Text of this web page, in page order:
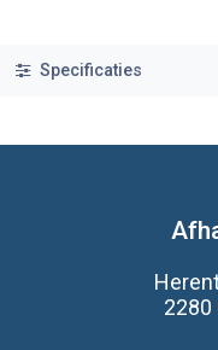
Specificaties
2280